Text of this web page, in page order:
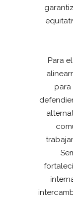
Para
para